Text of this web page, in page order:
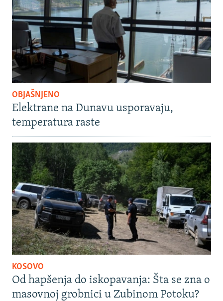
OBJAŠNJENO
Elektrane na Dunavu usporavaju,
temperatura raste
KOSOVO
Od hapšenja do iskopavanja: Šta se zna o
masovnoj grobnici u Zubinom Potoku?